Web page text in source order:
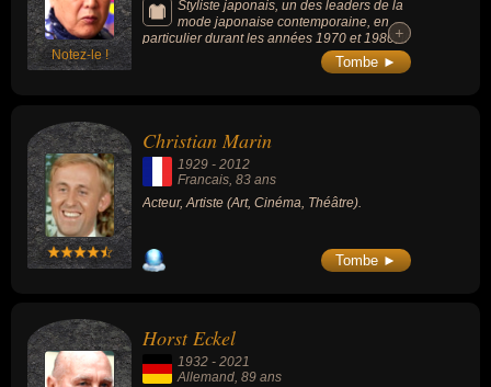
Notez-le !
Styliste japonais, un des leaders de la
mode japonaise contemporaine, en
particulier durant les années 1970 et 1980, il
est connu pour ses collaborations avec
David Bowie. Ses créations audacieuses
+
+
Tombe ►
Christian Marin
1929 - 2012
Francais, 83 ans
Acteur, Artiste (Art, Cinéma, Théâtre).
Tombe ►
Horst Eckel
1932 - 2021
Allemand, 89 ans